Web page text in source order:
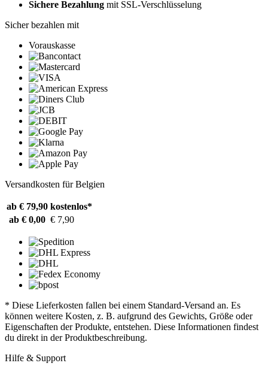
Sichere Bezahlung mit SSL-Verschlüsselung
Sicher bezahlen mit
Vorauskasse
Versandkosten für Belgien
ab € 79,90 kostenlos*
ab € 0,00 € 7,90
* Diese Lieferkosten fallen bei einem Standard-Versand an. Es
können weitere Kosten, z. B. aufgrund des Gewichts, Größe oder
Eigenschaften der Produkte, entstehen. Diese Informationen findest
du direkt in der Produktbeschreibung.
Hilfe & Support